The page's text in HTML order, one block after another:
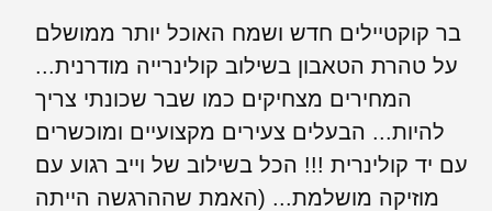
בר קוקטיילים חדש ושמח האוכל יותר ממושלם
על טהרת הטאבון בשילוב קולינרייה מודרנית...
המחירים מצחיקים כמו שבר שכונתי צריך
להיות... הבעלים צעירים מקצועיים ומוכשרים
עם יד קולינרית !!! הכל בשילוב של וייב רגוע עם
מוזיקה מושלמת... (האמת שההרגשה הייתה